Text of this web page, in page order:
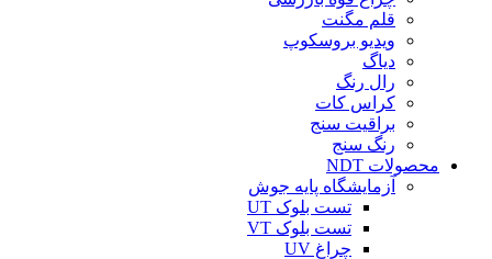
قلم مگنت
ویدیو بروسکوپ
دیاگ
رال رنگ
کراس کات
براقیت سنج
رنگ سنج
محصولات NDT
آزمایشگاه پایه جوش
تست بلوک UT
تست بلوک VT
چراغ UV